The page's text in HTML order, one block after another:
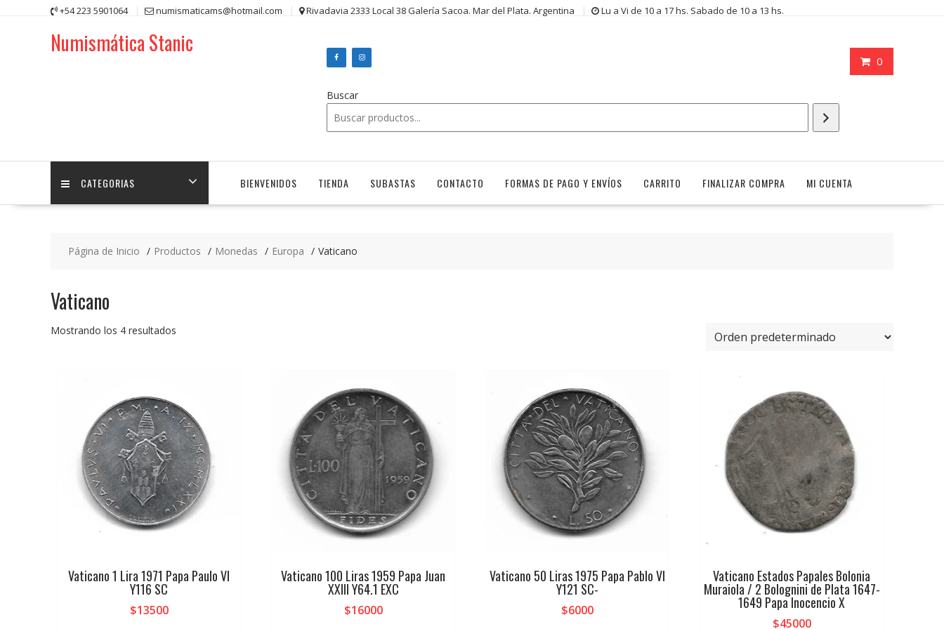
+54 223 5901064 numismaticams@hotmail.com Rivadavia 2333 Local 38 Galería Sacoa. Mar del Plata. Argentina Lu a Vi de 10 a 17 hs. Sabado de 10 a 13 hs.
Numismática Stanic
0
Buscar
CATEGORIAS BIENVENIDOS TIENDA SUBASTAS CONTACTO FORMAS DE PAGO Y ENVÍOS CARRITO FINALIZAR COMPRA MI CUENTA
Página de Inicio Productos Monedas Europa Vaticano
Vaticano
Mostrando los 4 resultados
Vaticano 1 Lira 1971 Papa Paulo VI
Y116 SC
$13500
Vaticano 100 Liras 1959 Papa Juan
XXIII Y64.1 EXC
$16000
Vaticano 50 Liras 1975 Papa Pablo VI
Y121 SC-
$6000
Vaticano Estados Papales Bolonia
Muraiola / 2 Bolognini de Plata 1647-
1649 Papa Inocencio X
$45000